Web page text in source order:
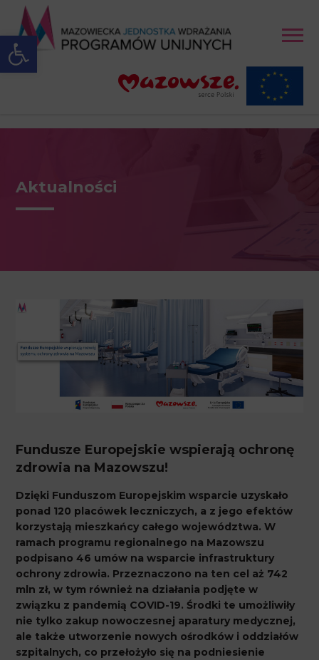
Open toolbar
Aktualności
Fundusze Europejskie wspierają ochronę
zdrowia na Mazowszu!
Dzięki Funduszom Europejskim wsparcie uzyskało
ponad 120 placówek leczniczych, a z jego efektów
korzystają mieszkańcy całego województwa. W
ramach programu regionalnego na Mazowszu
podpisano 46 umów na wsparcie infrastruktury
ochrony zdrowia. Przeznaczono na ten cel aż 742
mln zł, w tym również na działania podjęte w
związku z pandemią COVID-19. Środki te umożliwiły
nie tylko zakup nowoczesnej aparatury medycznej,
ale także utworzenie nowych ośrodków i oddziałów
szpitalnych, co przełożyło się na podniesienie